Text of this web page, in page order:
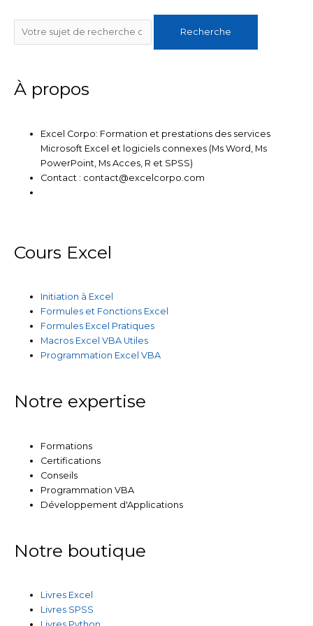
e
d
i
t
e
r
b
o
o
u
b
e
a
g
r
Rechercher
Recherche
À propos
Excel Corpo: Formation et prestations des services
Microsoft Excel et logiciels connexes (Ms Word, Ms
PowerPoint, Ms Acces, R et SPSS)
Contact : contact@excelcorpo.com
Cours Excel
Initiation à Excel
Formules et Fonctions Excel
Formules Excel Pratiques
Macros Excel VBA Utiles
Programmation Excel VBA
Notre expertise
Formations
Certifications
Conseils
Programmation VBA
Développement d'Applications
Notre boutique
Livres Excel
Livres SPSS